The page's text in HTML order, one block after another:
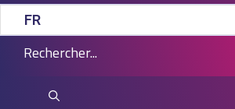
FR
Actualités Et Analyses
Projet AMHYGEN –
Décarbonisation du